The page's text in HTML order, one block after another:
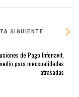
SIGUIENTE
de Pago Infonavit,
para mensualidades
atrasadas